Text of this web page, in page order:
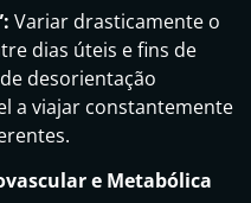
Variar drasticamente o
dias úteis e fins de
desorientação
a viajar constantemente
e Metabólica